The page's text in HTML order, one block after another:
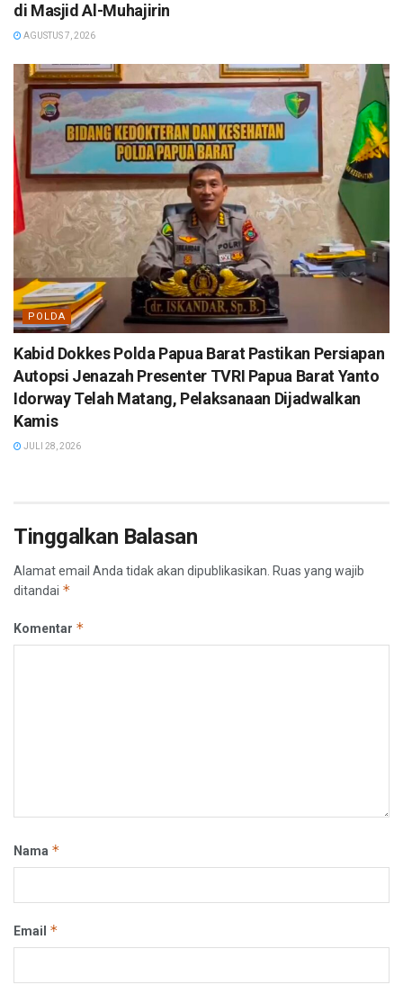
di Masjid Al-Muhajirin
AGUSTUS 7, 2026
POLDA
Kabid Dokkes Polda Papua Barat Pastikan Persiapan
Autopsi Jenazah Presenter TVRI Papua Barat Yanto
Idorway Telah Matang, Pelaksanaan Dijadwalkan
Kamis
JULI 28, 2026
Tinggalkan Balasan
Alamat email Anda tidak akan dipublikasikan. Ruas yang wajib
ditandai *
Komentar *
Nama *
Email *